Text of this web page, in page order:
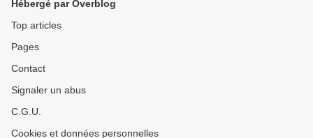
Hébergé par Overblog
Top articles
Pages
Contact
Signaler un abus
C.G.U.
Cookies et données personnelles